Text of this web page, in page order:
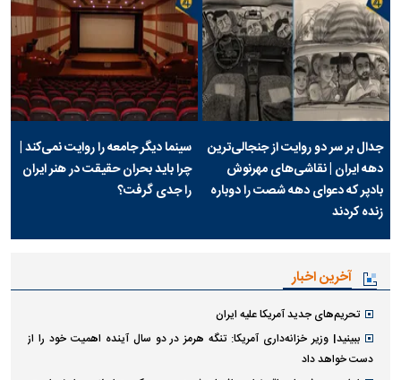
جدال بر سر دو روایت از جنجالی‌ترین
دهه ایران | نقاشی‌های مهرنوش
بادپر که دعوای دهه شصت را دوباره
زنده کردند
سینما دیگر جامعه را روایت نمی‌کند |
چرا باید بحران حقیقت در هنر ایران
را جدی گرفت؟
آخرین اخبار
تحریم‌های جدید آمریکا علیه ایران
ببینید| وزیر خزانه‌داری آمریکا: تنگه هرمز در دو سال آینده اهمیت خود را از
دست خواهد داد